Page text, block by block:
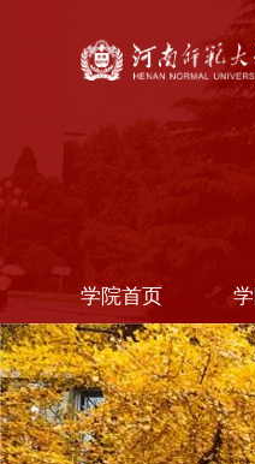
学院首页